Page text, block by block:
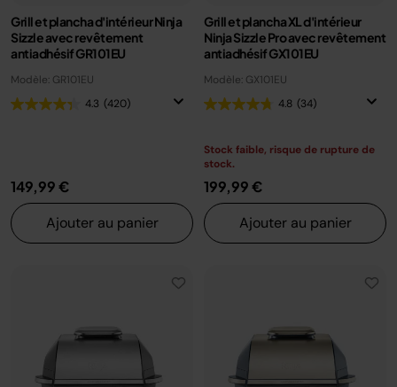
Grill et plancha d'intérieur Ninja
Sizzle avec revêtement
antiadhésif GR101EU
Modèle: GR101EU
4.3 (420)
149,99 €
Ajouter au panier
Grill et plancha XL d'intérieur
Ninja Sizzle Pro avec revêtement
antiadhésif GX101EU
Modèle: GX101EU
4.8 (34)
Stock faible, risque de rupture de
stock.
199,99 €
Ajouter au panier